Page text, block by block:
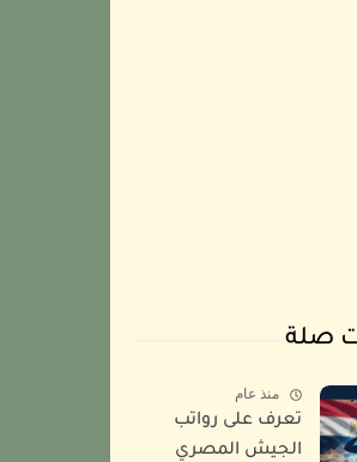
صلة
منذ عام
تعرف على رواتب
الجيش المصري